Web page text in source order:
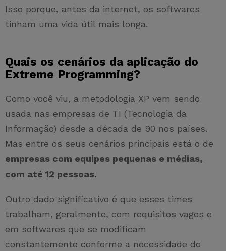
Isso porque, antes da internet, os softwares
tinham uma vida útil mais longa.
Quais os cenários da aplicação do
Extreme Programming?
Como você viu, a metodologia XP vem sendo
usada nas empresas de TI (Tecnologia da
Informação) desde a década de 90 nos países.
Mas entre os seus cenários principais está o de
empresas com equipes pequenas e médias,
com até 12 pessoas.
Outro dado significativo é que esses times
trabalham, geralmente, com requisitos vagos e
em softwares que se modificam
constantemente conforme a necessidade do